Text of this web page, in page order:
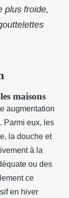
plus froide,
maisons
augmentation
Parmi eux, les
la douche et
à la
ou des
ce
en hiver